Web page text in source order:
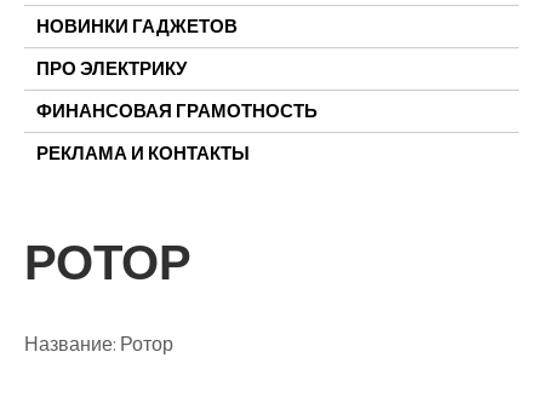
НОВИНКИ ГАДЖЕТОВ
ПРО ЭЛЕКТРИКУ
ФИНАНСОВАЯ ГРАМОТНОСТЬ
РЕКЛАМА И КОНТАКТЫ
РОТОР
Название: Ротор